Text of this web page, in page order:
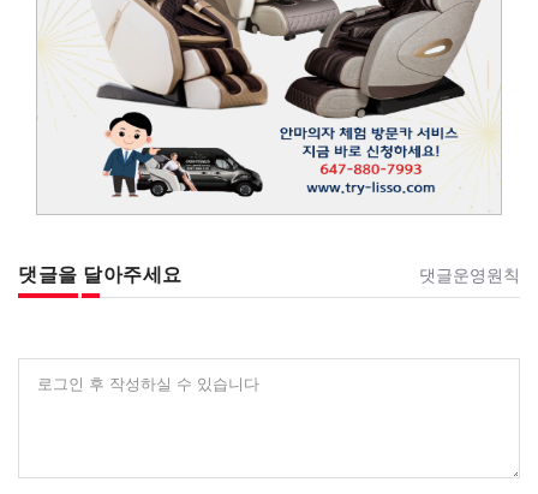
댓글을 달아주세요 댓글운영원칙
로그인 후 작성하실 수 있습니다